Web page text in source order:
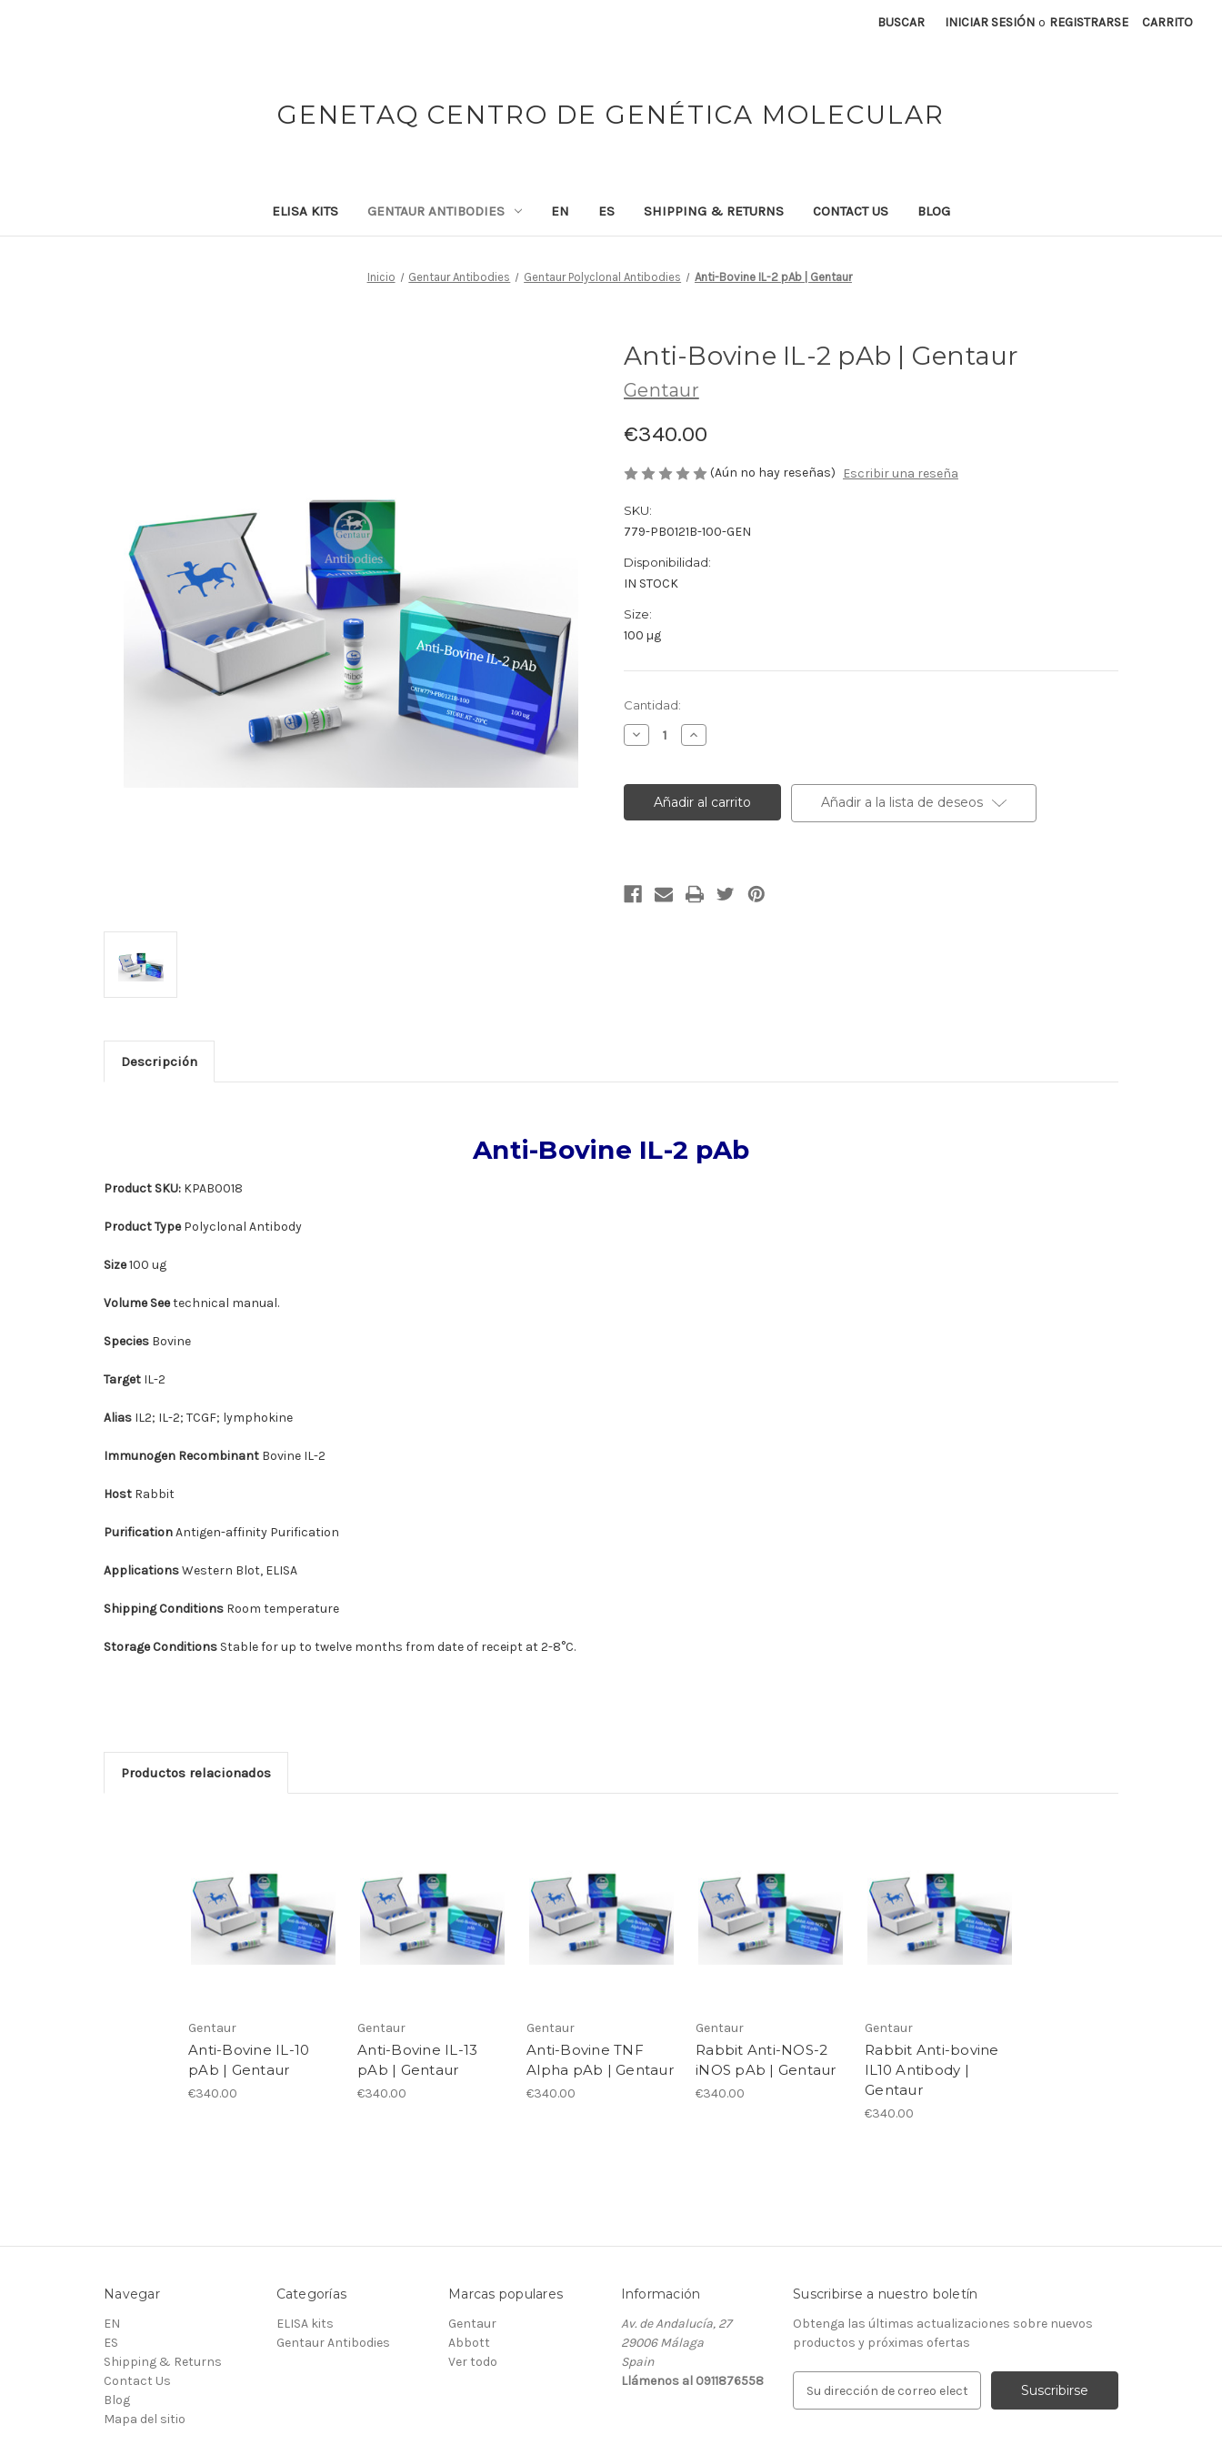
BUSCAR INICIAR SESIÓN o REGISTRARSE CARRITO
GENETAQ CENTRO DE GENÉTICA MOLECULAR
ELISA KITS GENTAUR ANTIBODIES EN ES SHIPPING & RETURNS CONTACT US BLOG
Inicio Gentaur Antibodies Gentaur Polyclonal Antibodies Anti-Bovine IL-2 pAb | Gentaur
Anti-Bovine IL-2 pAb | Gentaur
Gentaur
€340.00
(Aún no hay reseñas) Escribir una reseña
SKU:
779-PB0121B-100-GEN
Disponibilidad:
IN STOCK
Size:
100 µg
Cantidad
actual
de
Cantidad:
Disminuir
la
Anti-
Bovine
2
Aumentar
la
Anti-
Bovine
IL-
2
Añadir a la lista de deseos
Descripción
Anti-Bovine IL-2 pAb
Product SKU: KPAB0018
Product TypePolyclonal Antibody
Size100 ug
Volume Seetechnical manual.
Species Bovine
Target IL-2
Alias IL2; IL-2; TCGF; lymphokine
Immunogen Recombinant Bovine IL-2
Host Rabbit
PurificationAntigen-affinity Purification
ApplicationsWestern Blot, ELISA
Shipping Conditions Room temperature
Storage Conditions Stable for up to twelve months from date of receipt at 2-8°C.
Productos relacionados
Gentaur
Anti-Bovine IL-10
pAb | Gentaur
€340.00
Gentaur
Anti-Bovine IL-13
pAb | Gentaur
€340.00
Gentaur
Anti-Bovine TNF
Alpha pAb | Gentaur
€340.00
Gentaur
Rabbit Anti-NOS-2
iNOS pAb | Gentaur
€340.00
Gentaur
Rabbit Anti-bovine
IL10 Antibody |
Gentaur
€340.00
Navegar
EN
ES
Shipping & Returns
Contact Us
Blog
Mapa del sitio
Categorías
ELISA kits
Gentaur Antibodies
Marcas populares
Gentaur
Abbott
Ver todo
Información
Av. de Andalucía, 27
29006 Málaga
Spain
Llámenos al 0911876558
Suscribirse a nuestro boletín
Obtenga las últimas actualizaciones sobre nuevos
productos y próximas ofertas